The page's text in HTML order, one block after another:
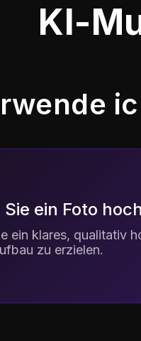
KI-
Sie ein Foto hoch
ein klares, qualitativ
zu erzielen.